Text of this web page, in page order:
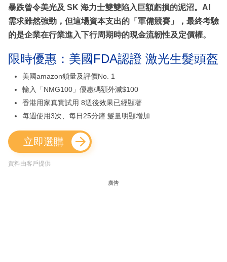
暴跌曾令美光及 SK 海力士雙雙陷入巨額虧損的泥沼。AI
需求雖然強勁，但這場資本支出的「軍備競賽」，最終考驗
的是企業在行業進入下行周期時的現金流韌性及定價權。
限時優惠：美國FDA認證 激光生髮頭盔
美國amazon鎖量及評價No. 1
輸入「NMG100」優惠碼額外減$100
香港用家真實試用 8週後效果已經顯著
每週使用3次、每日25分鐘 髮量明顯增加
立即選購
資料由客戶提供
廣告